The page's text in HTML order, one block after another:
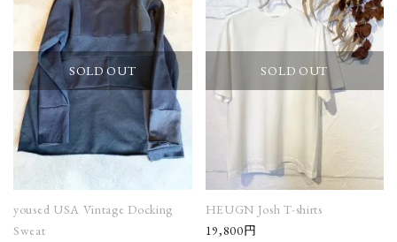
SOLD OUT
yoused USA Vintage Docking
Sweat
SOLD OUT
HEUGN Josh T-shirts
19,800円